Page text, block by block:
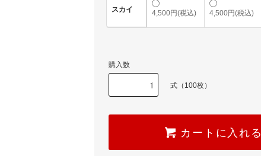
スカイ 4,500円(税込) 4,500円(税込)
購入数
式（100枚）
カートに入れる